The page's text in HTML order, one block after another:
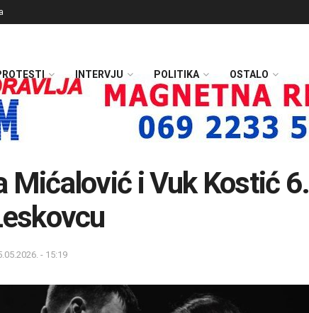
INTERVJU POLITIKA OSTALO
Mićalović i Vuk Kostić 6.
- 15:19